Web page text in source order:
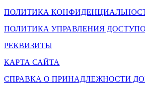
ПОЛИТИКА
ПОЛИТИКА УПРАВЛЕНИЯ
РЕКВИЗИТЫ
КАРТА САЙТА
СПРАВКА О ПРИНАДЛЕЖНОСТИ